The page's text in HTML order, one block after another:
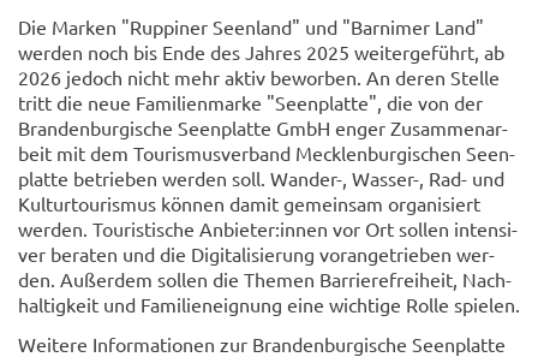
Die Mar­ken "Rup­pi­ner Se­en­land" und "Bar­ni­mer Land"
wer­den noch bis Ende des Jah­res 2025 wei­ter­ge­führt, ab
2026 je­doch nicht mehr aktiv be­wor­ben. An deren Stel­le
tritt die neue Fa­mi­li­en­mar­ke "Se­en­plat­te", die von der
Bran­den­bur­gi­sche Se­en­plat­te GmbH enger Zu­sam­men­ar­
beit mit dem Tou­ris­mus­ver­band Meck­len­bur­gi­schen Se­en­
plat­te be­trie­ben wer­den soll. Wander-​, Wasser-​, Rad- und
Kul­tur­tou­ris­mus kön­nen damit ge­mein­sam or­ga­ni­siert
wer­den. Tou­ris­ti­sche An­bie­ter:innen vor Ort sol­len in­ten­si­
ver be­ra­ten und die Di­gi­ta­li­sie­rung vor­an­ge­trie­ben wer­
den. Au­ßer­dem sol­len die The­men Bar­rie­re­frei­heit, Nach­
hal­tig­keit und Fa­mi­li­en­eig­nung eine wich­ti­ge Rolle spie­len.
Wei­te­re In­for­ma­tio­nen zur Bran­den­bur­gi­sche Se­en­plat­te